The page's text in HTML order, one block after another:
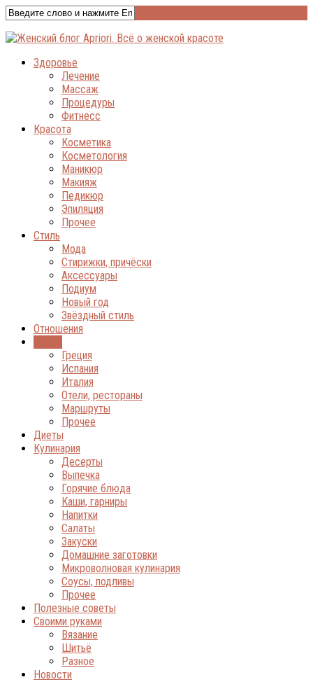
Здоровье
Лечение
Массаж
Процедуры
Фитнесс
Красота
Косметика
Косметология
Маникюр
Макияж
Педикюр
Эпиляция
Прочее
Стиль
Мода
Стирижки, причёски
Аксессуары
Подиум
Новый год
Звёздный стиль
Отношения
Греция
Испания
Италия
Отели, рестораны
Маршруты
Прочее
Диеты
Кулинария
Десерты
Выпечка
Горячие блюда
Каши, гарниры
Напитки
Салаты
Закуски
Домашние заготовки
Микроволновая кулинария
Соусы, подливы
Прочее
Полезные советы
Своими руками
Вязание
Шитьё
Разное
Новости